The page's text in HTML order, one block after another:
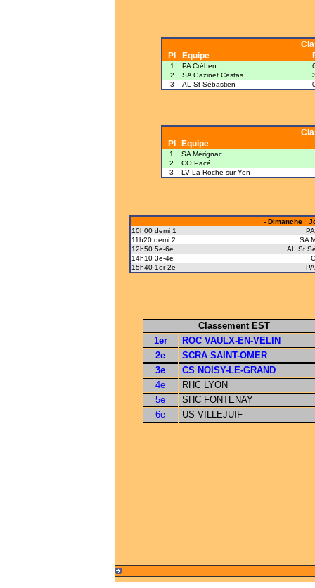
Pl
Equipe
1 PA Créhen
2
SA Gazinet Cestas
3
AL St Sébastien
Pl
Equipe
1
SA Mérignac
2
CO Pacé
3
LV La Roche sur Yon
- Dimanche
10h00 demi 1
11h20 demi 2
SA
12h50 5e-6e
AL St
14h10 3e-4e
15h40 1er-2e
Classement EST
1er
ROC VAULX-EN-VELIN
2e
SCRA SAINT-OMER
3e
CS NOISY-LE-GRAND
4e
RHC LYON
5e
SHC FONTENAY
6e
US VILLEJUIF